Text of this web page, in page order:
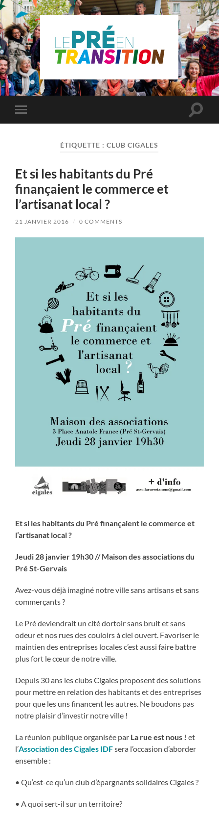
Le
Pré
Saint
Toggle
mobile
Toggle
ÉTIQUETTE :CLUB CIGALES
Et si les habitants du Pré
finançaient le commerce et
l’artisanat local ?
21 JANVIER 2016 / 0 COMMENTS
Et si les habitants du Pré finançaient le commerce et
l’artisanat local ?
Jeudi 28 janvier 19h30 // Maison des associations du
Pré St-Gervais
Avez-vous déjà imaginé notre ville sans artisans et sans
commerçants ?
Le Pré deviendrait un cité dortoir sans bruit et sans
odeur et nos rues des couloirs à ciel ouvert. Favoriser le
maintien des entreprises locales c’est aussi faire battre
plus fort le cœur de notre ville.
Depuis 30 ans les clubs Cigales proposent des solutions
pour mettre en relation des habitants et des entreprises
pour que les uns financent les autres. Ne boudons pas
notre plaisir d’investir notre ville !
La réunion publique organisée par La rue est nous ! et
l’Association des Cigales IDFsera l’occasion d’aborder
ensemble :
• Qu’est-ce qu’un club d’épargnants solidaires Cigales ?
• A quoi sert-il sur un territoire?